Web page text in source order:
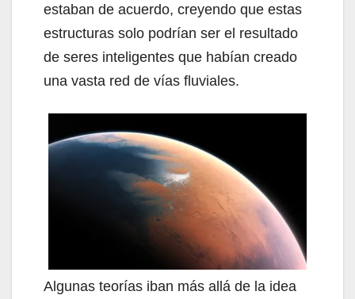
estaban de acuerdo, creyendo que estas
estructuras solo podrían ser el resultado
de seres inteligentes que habían creado
una vasta red de vías fluviales.
Algunas teorías iban más allá de la idea